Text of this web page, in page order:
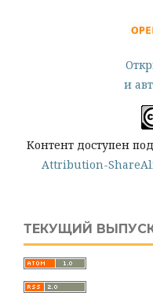
и
Контент доступен
Attribution-
ТЕКУЩИЙ